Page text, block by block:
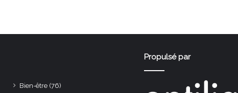
Bien-être (76)
Propulsé par